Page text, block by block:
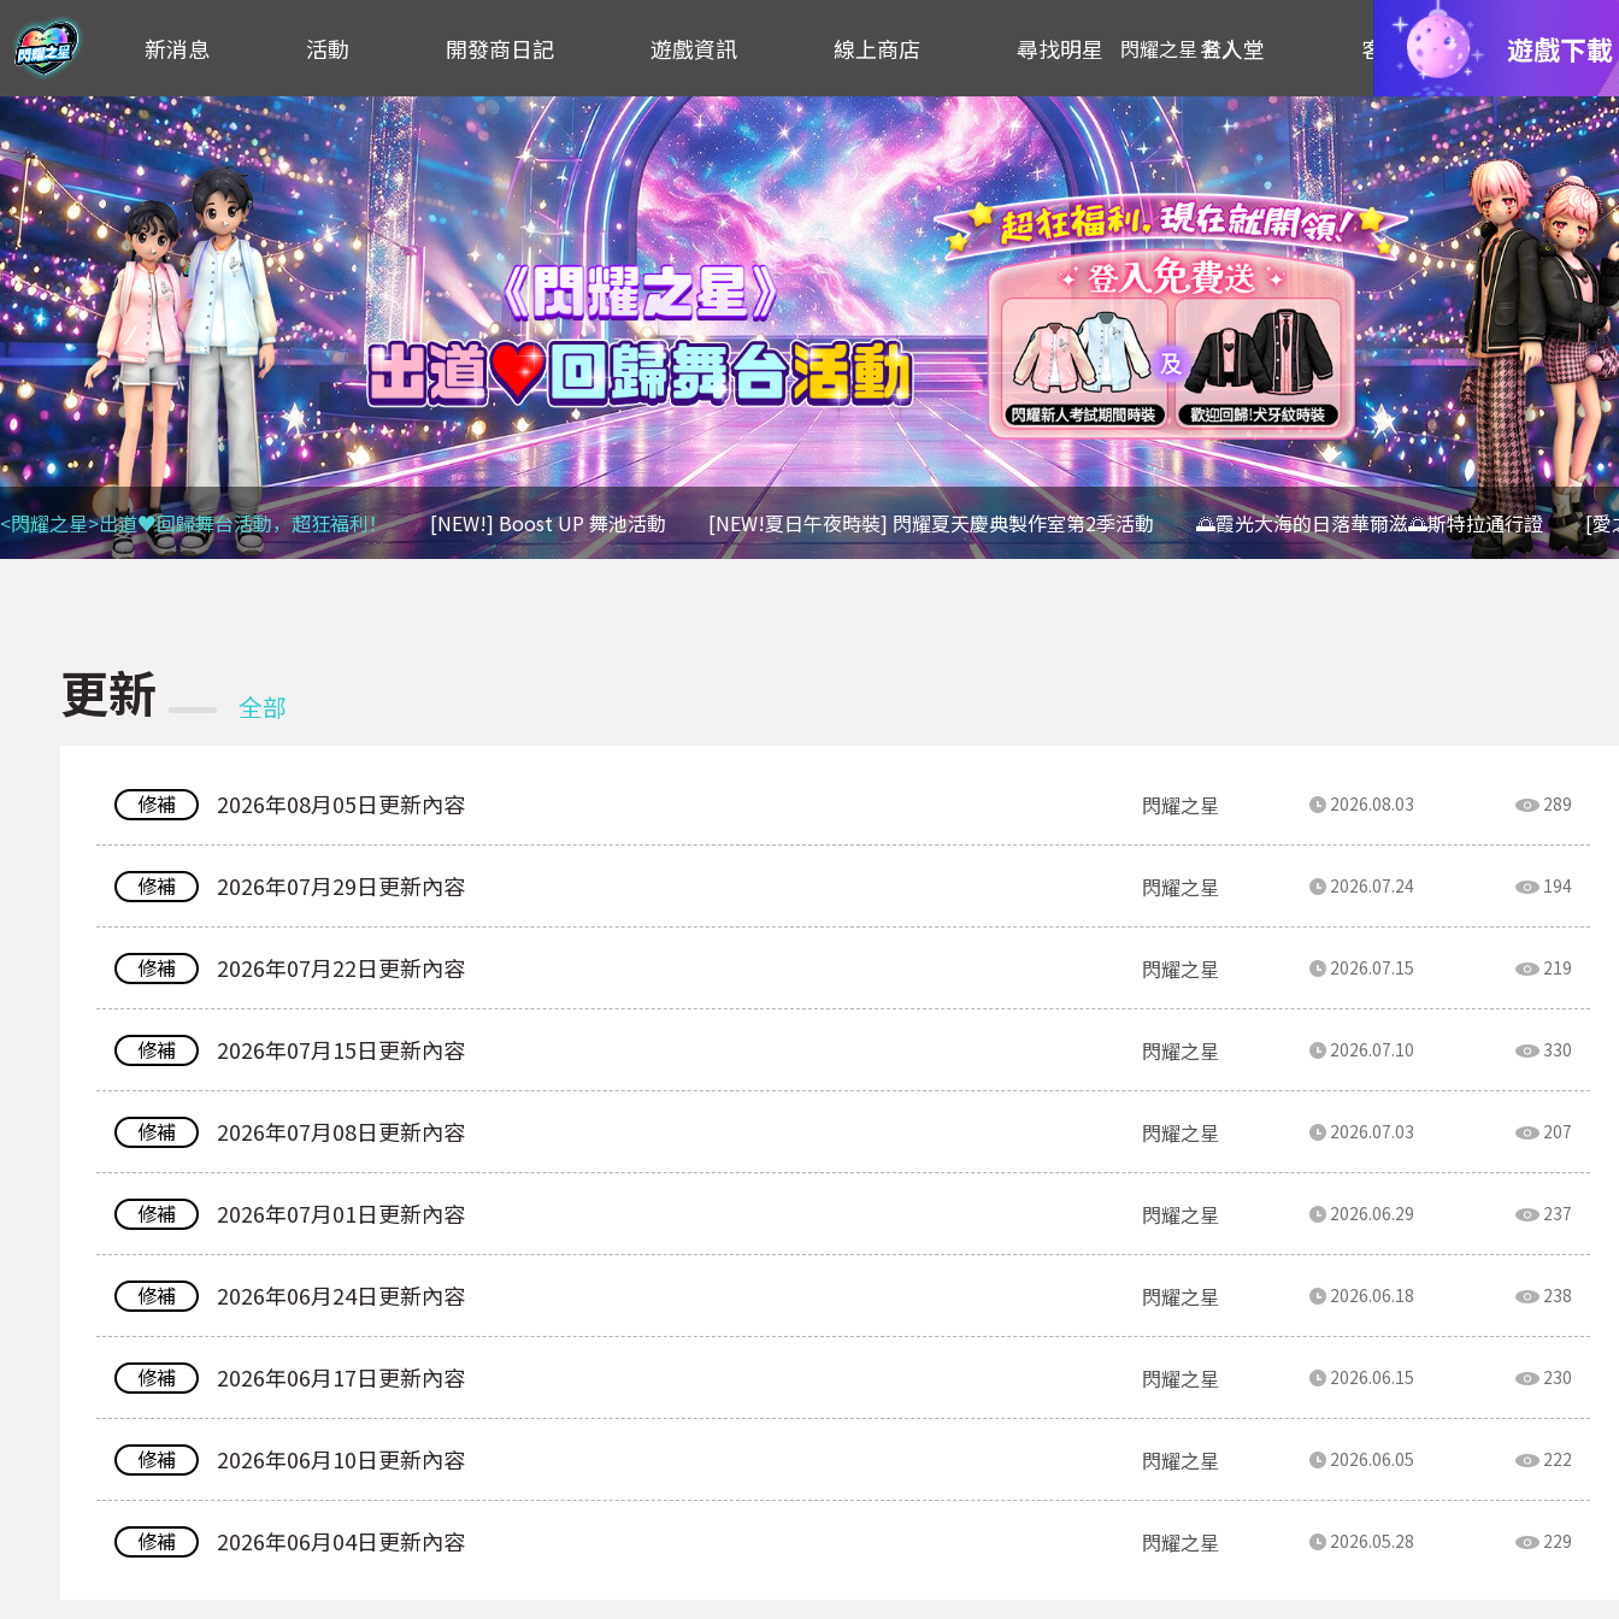
新消息 活動 開發商日記 遊戲資訊 線上商店 尋找明星 名人堂 客服
閃耀之星 登入 遊戲下載
<閃耀之星>出道♥回歸舞台活動，超狂福利！ [NEW!] Boost UP 舞池活動 [NEW!夏日午夜時裝] 閃耀夏天慶典製作室第2季活動 🌅霞光大海的日落華爾滋🌅斯特拉通行證 [愛
更新 全部
修補 2026年08月05日更新內容 閃耀之星 2026.08.03 289
修補 2026年07月29日更新內容 閃耀之星 2026.07.24 194
修補 2026年07月22日更新內容 閃耀之星 2026.07.15 219
修補 2026年07月15日更新內容 閃耀之星 2026.07.10 330
修補 2026年07月08日更新內容 閃耀之星 2026.07.03 207
修補 2026年07月01日更新內容 閃耀之星 2026.06.29 237
修補 2026年06月24日更新內容 閃耀之星 2026.06.18 238
修補 2026年06月17日更新內容 閃耀之星 2026.06.15 230
修補 2026年06月10日更新內容 閃耀之星 2026.06.05 222
修補 2026年06月04日更新內容 閃耀之星 2026.05.28 229